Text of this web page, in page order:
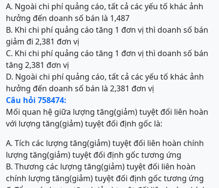
A. Ngoài chi phí quảng cáo, tất cả các yếu tố khác ảnh
hưởng đến doanh số bán là 1,487
B. Khi chi phí quảng cáo tăng 1 đơn vị thì doanh số bán
giảm đi 2,381 đơn vị
C. Khi chi phí quảng cáo tăng 1 đơn vị thì doanh số bán
tăng 2,381 đơn vị
D. Ngoài chi phí quảng cáo, tất cả các yếu tố khác ảnh
hưởng đến doanh số bán là 2,381 đơn vị
Câu hỏi 758474:
Mối quan hệ giữa lượng tăng(giảm) tuyệt đối liên hoàn
với lượng tăng(giảm) tuyệt đối định gốc là:
A. Tích các lượng tăng(giảm) tuyệt đối liên hoàn chính
lượng tăng(giảm) tuyệt đối định gốc tương ứng
B. Thương các lượng tăng(giảm) tuyệt đối liên hoàn
chính lượng tăng(giảm) tuyệt đối định gốc tương ứng